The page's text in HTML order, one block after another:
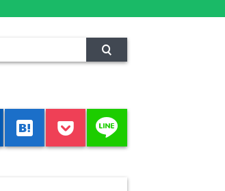
hatenabookmark line